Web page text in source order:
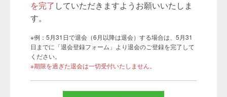
を完了 していただきますようお願いいたしま
す。
※例：5月31日で退会（6月以降は退会）する場合は、5月31
日までに「退会登録フォーム」より退会のご登録を完了して
ください。
※期限を過ぎた退会は一切受付いたしません。